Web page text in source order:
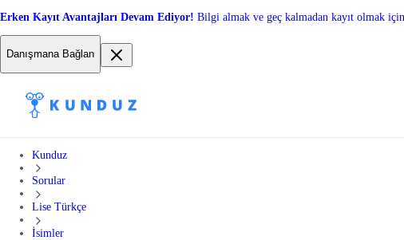
Erken Kayıt Avantajları Devam Ediyor! Bilgi almak ve geç kalmadan kayıt olmak
Danışmana Bağlan
Kunduz
Sorular
Lise Türkçe
İsimler